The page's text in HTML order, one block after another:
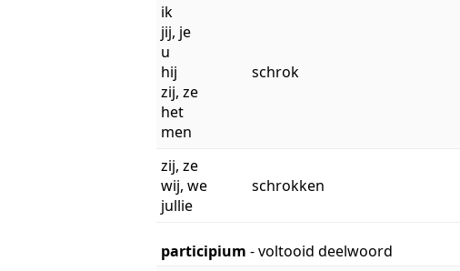
ik
jij, je
u
hij
zij, ze
het
men
schrok
zij, ze
wij, we
jullie
schrokken
participium - voltooid deelwoord